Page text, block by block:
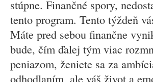
stúpne. Finančné spory,
tento program. Tento týždeň
Máte pred sebou finančne
bude, čím ďalej tým viac
peniazom, ženiete sa za
odhodlaním, ale váš život a